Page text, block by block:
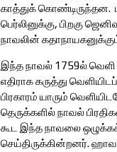
காத்துக் கொண்டிருந்தன.
பெர்லினுக்கு, பிறகு
நாவலின்
இந்த நாவல் 1759ல் வெளி
எதிராக கருத்து
பிரகாரம் யாரும்
தெருக்களில் நாவல்
கூட இந்த நாவலை
செய்திருக்கின்றனர்.